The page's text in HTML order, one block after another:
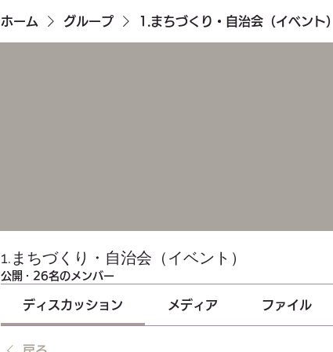
ホーム グループ 1.まちづくり・自治会（イベント）
1.まちづくり・自治会（イベント）
公開 · 26名のメンバー
ディスカッション メディア ファイル